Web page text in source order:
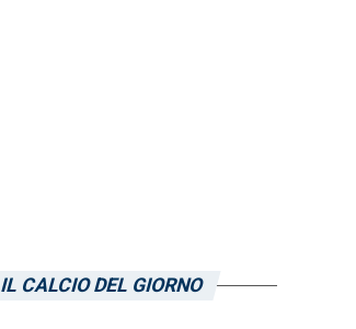
IL CALCIO DEL GIORNO